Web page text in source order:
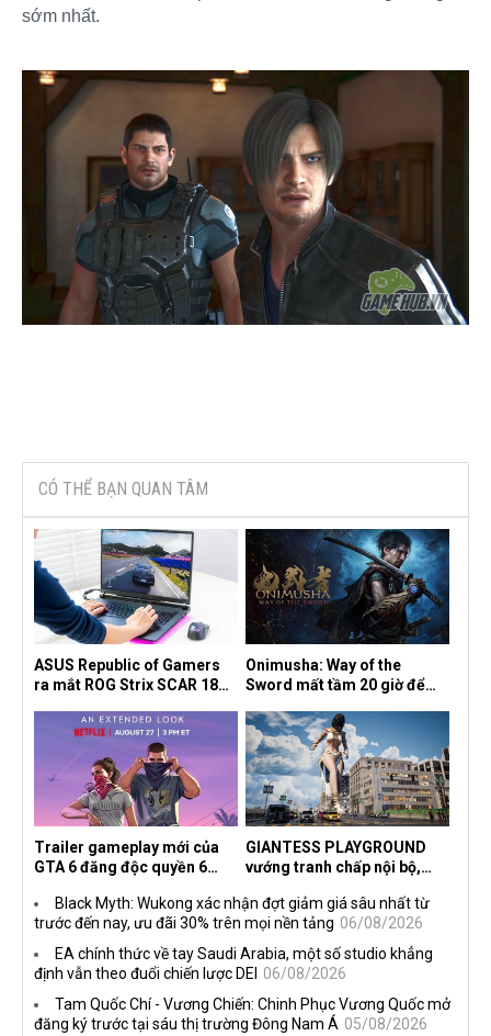
sớm nhất.
CÓ THỂ BẠN QUAN TÂM
ASUS Republic of Gamers
ra mắt ROG Strix SCAR 18
Onimusha: Way of the
Sword mất tầm 20 giờ để
dành cho newbie và lão làng
Trailer gameplay mới của
GTA 6 đăng độc quyền 6
đang quá tham?
GIANTESS PLAYGROUND
vướng tranh chấp nội bộ,
ngầm chiếm đoạt doanh thu
Black Myth: Wukong xác nhận đợt giảm giá sâu nhất từ
trước đến nay, ưu đãi 30% trên mọi nền tảng 06/08/2026
EA chính thức về tay Saudi Arabia, một số studio khẳng
định vẫn theo đuổi chiến lược DEI
06/08/2026
Tam Quốc Chí - Vương Chiến: Chinh Phục Vương Quốc mở
đăng ký trước tại sáu thị trường Đông Nam Á 05/08/2026